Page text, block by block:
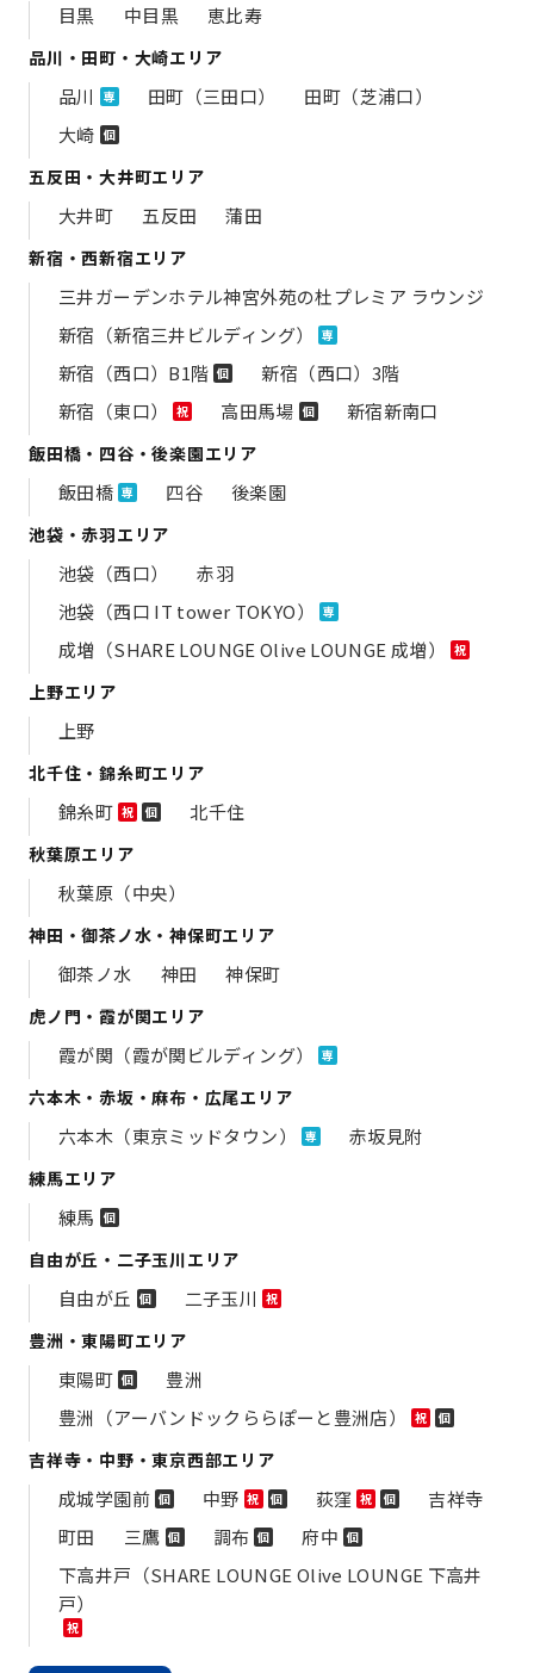
目黒 中目黒 恵比寿
品川・田町・大崎エリア
品川 専 田町（三田口）
田町（芝浦口）
大崎 個
五反田・大井町エリア
大井町 五反田 蒲田
新宿・西新宿エリア
三井ガーデンホテル神宮外苑の​杜プレミア ラウンジ
新宿（新宿三井ビルディング）
専
新宿（西口）B1階 個
新宿（西口）3階
新宿（東口）
祝 高田馬場 個 新宿新南口
飯田橋・四谷・後楽園エリア
飯田橋 専 四谷 後楽園
池袋・赤羽エリア
池袋（西口）
赤羽
池袋（西口 IT tower TOKYO）
専
成増（SHARE LOUNGE Olive LOUNGE 成増） 祝
上野エリア
上野
北千住・錦糸町エリア
錦糸町 祝 個 北千住
秋葉原エリア
秋葉原（中央）
神田・御茶ノ水・神保町エリア
御茶ノ水 神田 神保町
虎ノ門・霞が関エリア
霞が関（霞が関ビルディング） 専
六本木・赤坂・麻布・広尾エリア
六本木（東京ミッドタウン） 専 赤坂見附
練馬エリア
練馬 個
自由が丘・二子玉川エリア
自由が丘 個 二子玉川 祝
豊洲・東陽町エリア
東陽町 個
豊洲
豊洲（アーバンドックららぽーと豊洲店）
祝 個
吉祥寺・中野・東京西部エリア
成城学園前 個 中野 祝 個 荻窪 祝 個
吉祥寺
町田
三鷹 個 調布 個 府中 個
下高井戸（SHARE LOUNGE Olive LOUNGE 下高井
戸）
祝